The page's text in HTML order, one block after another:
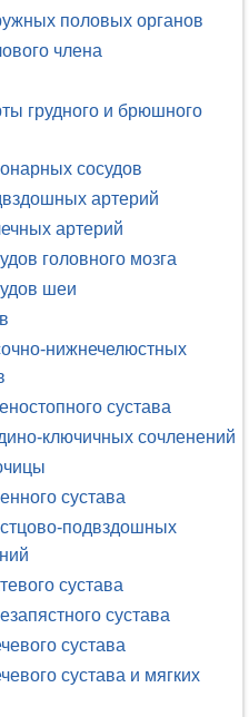
половых органов
члена
грудного и брюшного
сосудов
артерий
артерий
головного мозга
шеи
нижнечелюстных
сустава
ключичных сочленений
сустава
подвздошных
сустава
сустава
сустава
сустава и мягких